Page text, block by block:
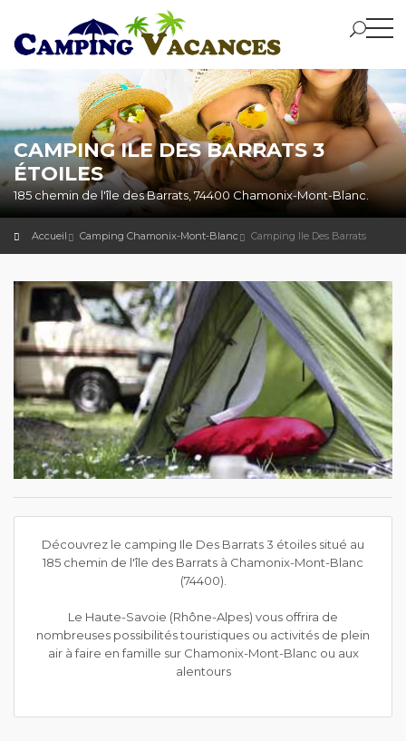
CAMPING ILE DES BARRATS 3
ÉTOILES
185 chemin de l'île des Barrats, 74400 Chamonix-Mont-Blanc.
Accueil Camping Chamonix-Mont-Blanc Camping Ile Des Barrats
Découvrez le camping Ile Des Barrats 3 étoiles situé au
185 chemin de l'île des Barrats à Chamonix-Mont-Blanc
(74400).
Le Haute-Savoie (Rhône-Alpes) vous offrira de
nombreuses possibilités touristiques ou activités de plein
air à faire en famille sur Chamonix-Mont-Blanc ou aux
alentours